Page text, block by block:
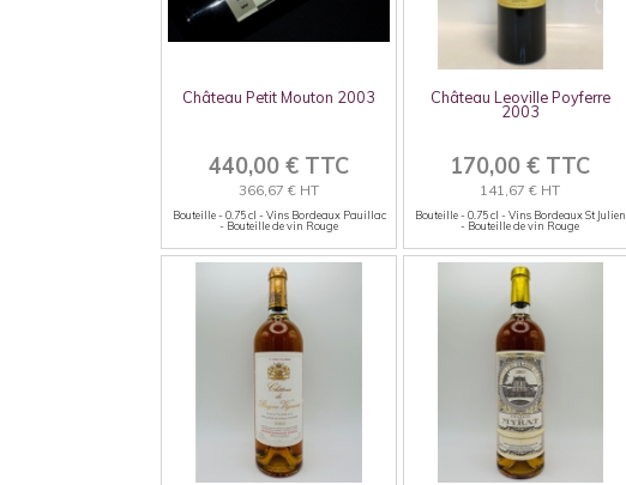
Château Petit Mouton 2003
440,00 € TTC
366,67 € HT
Bouteille - 0.75 cl - Vins Bordeaux Pauillac
- Bouteille de vin Rouge
Château Leoville Poyferre
2003
170,00 € TTC
141,67 € HT
Bouteille - 0.75 cl - Vins Bordeaux St Julien
- Bouteille de vin Rouge